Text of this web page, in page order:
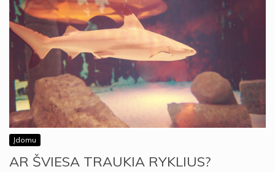
Įdomu
AR ŠVIESA TRAUKIA RYKLIUS?